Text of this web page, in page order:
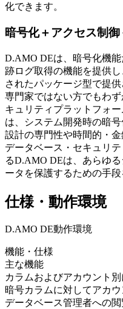
化できます。
暗号化＋アクセス制
D.AMO DEは、暗号化機
跡ログ取得の機能を提供
されたパッケージ型で提
専門家ではない方でもわ
キュリティプラットフォ
は、システム開発時の暗
設計の専門性や時間的・
データベース・セキュリ
るD.AMO DEは、あらゆ
ータを保護するための手段
仕様・動作環境
D.AMO DE動作環境
機能・仕様
主な機能
カラムおよびアカウント
暗号カラムに対してアカ
データベース管理者への閲